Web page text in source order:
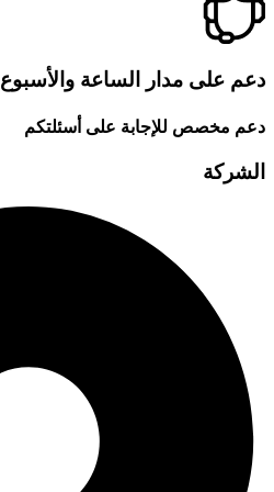
دعم على مدار الساعة والأسبوع
دعم مخصص للإجابة على أسئلتكم
الشركة